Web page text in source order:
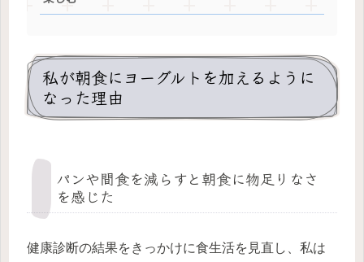
私が朝食にヨーグルトを加えるように
なった理由
パンや間食を減らすと朝食に物足りなさ
を感じた
健康診断の結果をきっかけに食生活を見直し、私は